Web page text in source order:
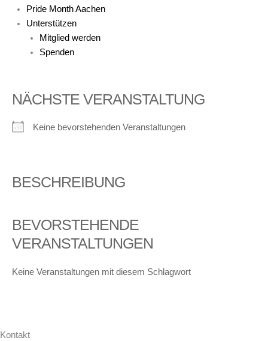
Pride Month Aachen
Unterstützen
Mitglied werden
Spenden
NÄCHSTE VERANSTALTUNG
Keine bevorstehenden Veranstaltungen
BESCHREIBUNG
BEVORSTEHENDE
VERANSTALTUNGEN
Keine Veranstaltungen mit diesem Schlagwort
Kontakt